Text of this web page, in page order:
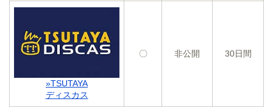
»TSUTAYA
ディスカス
〇 非公開 30日間